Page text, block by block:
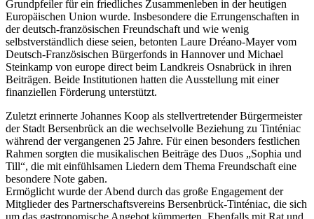
Grundpfeiler für ein friedliches Zusammenleben in der heutigen
Europäischen Union wurde. Insbesondere die Errungenschaften in
der deutsch-französischen Freundschaft und wie wenig
selbstverständlich diese seien, betonten Laure Dréano-Mayer vom
Deutsch-Französischen Bürgerfonds in Hannover und Michael
Steinkamp von europe direct beim Landkreis Osnabrück in ihren
Beiträgen. Beide Institutionen hatten die Ausstellung mit einer
finanziellen Förderung unterstützt.
Zuletzt erinnerte Johannes Koop als stellvertretender Bürgermeister
der Stadt Bersenbrück an die wechselvolle Beziehung zu Tinténiac
während der vergangenen 25 Jahre. Für einen besonders festlichen
Rahmen sorgten die musikalischen Beiträge des Duos „Sophia und
Till“, die mit einfühlsamen Liedern dem Thema Freundschaft eine
besondere Note gaben.
Ermöglicht wurde der Abend durch das große Engagement der
Mitglieder des Partnerschaftsvereins Bersenbrück-Tinténiac, die sich
um das gastronomische Angebot kümmerten. Ebenfalls mit Rat und